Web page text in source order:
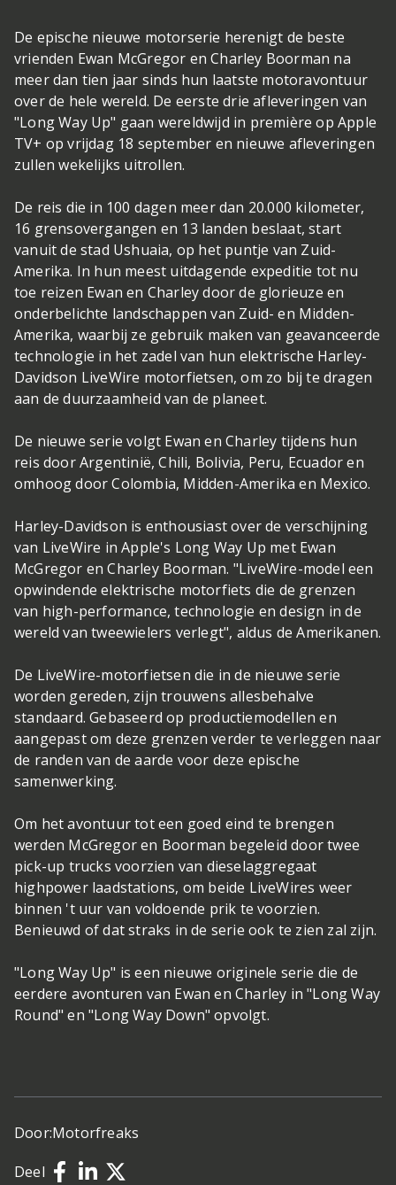
De epische nieuwe motorserie herenigt de beste
vrienden Ewan McGregor en Charley Boorman na
meer dan tien jaar sinds hun laatste motoravontuur
over de hele wereld. De eerste drie afleveringen van
"Long Way Up" gaan wereldwijd in première op Apple
TV+ op vrijdag 18 september en nieuwe afleveringen
zullen wekelijks uitrollen.
De reis die in 100 dagen meer dan 20.000 kilometer,
16 grensovergangen en 13 landen beslaat, start
vanuit de stad Ushuaia, op het puntje van Zuid-
Amerika. In hun meest uitdagende expeditie tot nu
toe reizen Ewan en Charley door de glorieuze en
onderbelichte landschappen van Zuid- en Midden-
Amerika, waarbij ze gebruik maken van geavanceerde
technologie in het zadel van hun elektrische Harley-
Davidson LiveWire motorfietsen, om zo bij te dragen
aan de duurzaamheid van de planeet.
De nieuwe serie volgt Ewan en Charley tijdens hun
reis door Argentinië, Chili, Bolivia, Peru, Ecuador en
omhoog door Colombia, Midden-Amerika en Mexico.
Harley-Davidson is enthousiast over de verschijning
van LiveWire in Apple's Long Way Up met Ewan
McGregor en Charley Boorman. "LiveWire-model een
opwindende elektrische motorfiets die de grenzen
van high-performance, technologie en design in de
wereld van tweewielers verlegt", aldus de Amerikanen.
De LiveWire-motorfietsen die in de nieuwe serie
worden gereden, zijn trouwens allesbehalve
standaard. Gebaseerd op productiemodellen en
aangepast om deze grenzen verder te verleggen naar
de randen van de aarde voor deze epische
samenwerking.
Om het avontuur tot een goed eind te brengen
werden McGregor en Boorman begeleid door twee
pick-up trucks voorzien van dieselaggregaat
highpower laadstations, om beide LiveWires weer
binnen 't uur van voldoende prik te voorzien.
Benieuwd of dat straks in de serie ook te zien zal zijn.
"Long Way Up" is een nieuwe originele serie die de
eerdere avonturen van Ewan en Charley in "Long Way
Round" en "Long Way Down" opvolgt.
Door:Motorfreaks
Deel